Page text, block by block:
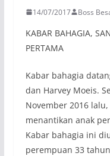
14/07/2017 Boss
KABAR BAHAGIA,
PERTAMA
Kabar bahagia
dan Harvey Moeis.
November 2016
menantikan anak
Kabar bahagia ini
perempuan 33